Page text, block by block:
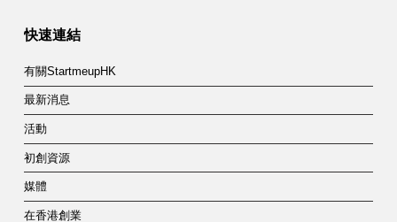
快速連結
有關StartmeupHK
最新消息
活動
初創資源
媒體
在香港創業